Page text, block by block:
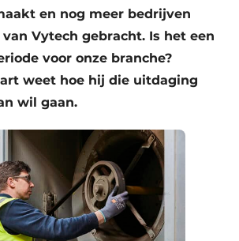
en nog meer bedrijven
Vytech gebracht. Is het een
voor onze branche?
weet hoe hij die uitdaging
wil gaan.